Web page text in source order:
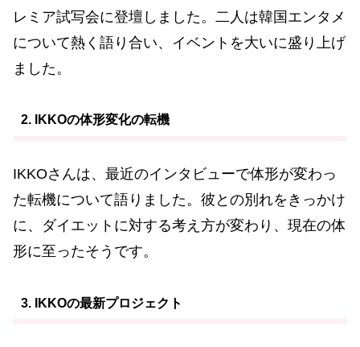
レミア試写会に登壇しました。二人は韓国エンタメ
について熱く語り合い、イベントを大いに盛り上げ
ました。
2. IKKOの体形変化の転機
IKKOさんは、最近のインタビューで体形が変わっ
た転機について語りました。彼との別れをきっかけ
に、ダイエットに対する考え方が変わり、現在の体
形に至ったそうです。
3. IKKOの最新プロジェクト